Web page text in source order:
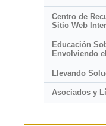
Centro de
Sitio Web
Educación
Envolviendo
Llevando
Asociados y